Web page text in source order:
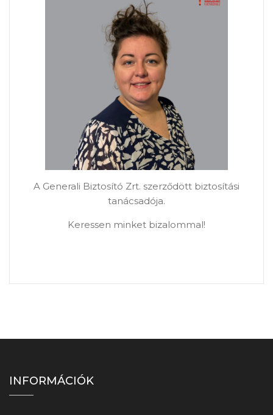
A Generali Biztosító Zrt. szerződött biztosítási
tanácsadója.
Keressen minket bizalommal!
INFORMÁCIÓK